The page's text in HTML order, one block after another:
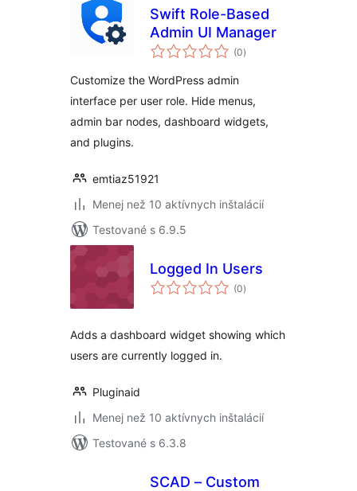
Swift Role-Based
Admin UI Manager
(0celkové
hodnotenie
)
Customize the WordPress admin
interface per user role. Hide menus,
admin bar nodes, dashboard widgets,
and plugins.
emtiaz51921
Menej než 10 aktívnych inštalácií
Testované s 6.9.5
Logged In Users
(0celkové
hodnotenie
)
Adds a dashboard widget showing which
users are currently logged in.
Pluginaid
Menej než 10 aktívnych inštalácií
Testované s 6.3.8
SCAD – Custom